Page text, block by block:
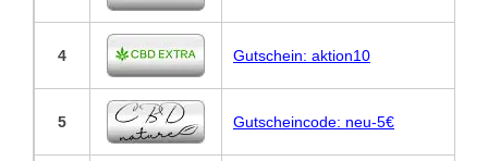
4 Gutschein: aktion10
5 Gutscheincode: neu-5€